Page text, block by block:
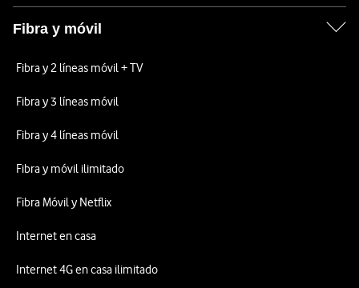
Fibra y móvil
Fibra y 2 líneas móvil + TV
Fibra y 3 líneas móvil
Fibra y 4 líneas móvil
Fibra y móvil ilimitado
Fibra Móvil y Netflix
Internet en casa
Internet 4G en casa ilimitado